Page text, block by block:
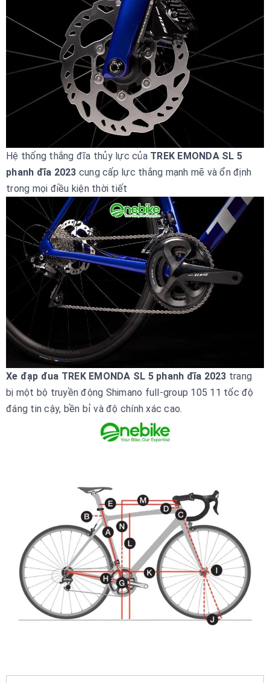
Hệ thống thắng đĩa thủy lực của TREK EMONDA SL 5
phanh đĩa 2023 cung cấp lực thắng mạnh mẽ và ổn định
trong mọi điều kiện thời tiết
Xe đạp đua TREK EMONDA SL 5 phanh đĩa 2023 trang
bị một bộ truyền động Shimano full-group 105 11 tốc độ
đáng tin cậy, bền bỉ và độ chính xác cao.